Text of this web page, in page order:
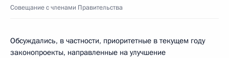
Совещание с членами Правительства
Обсуждались, в частности, приоритетные в текущем году
законопроекты, направленные на улучшение